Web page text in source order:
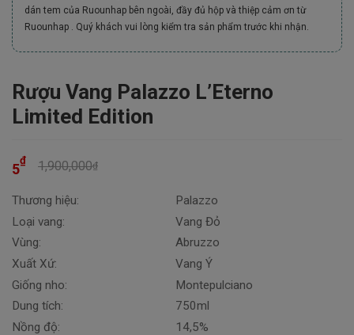
dán tem của Ruounhap bên ngoài, đầy đủ hộp và thiệp cảm ơn từ
Ruounhap . Quý khách vui lòng kiểm tra sản phẩm trước khi nhận.
Rượu Vang Palazzo L’Eterno
Limited Edition
1,900,000₫
5
₫
Thương hiệu:
Loại vang:
Vùng:
Xuất Xứ:
Giống nho:
Dung tích:
Nồng độ:
Palazzo
Vang Đỏ
Abruzzo
Vang Ý
Montepulciano
750ml
14,5%